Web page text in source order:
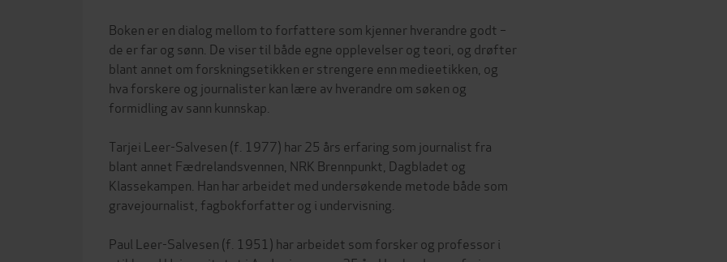
Boken er en dialog mellom to forfattere som kjenner hverandre godt –
de er far og sønn. De viser til både egne opplevelser og teori, og drøfter
blant annet om forskningsetikken er strengere enn medieetikken, og
hva forskere og journalister kan lære av hverandre om søken og
formidling av sann kunnskap.
Tarjei Leer-Salvesen (f. 1977) har 25 års erfaring som journalist fra
blant annet Fædrelandsvennen, NRK Brennpunkt, Dagbladet og
Klassekampen. Han har arbeidet med undersøkende metode både som
gravejournalist, fagbokforfatter og i undervisning.
Paul Leer-Salvesen (f. 1951) har arbeidet som forsker og professor i